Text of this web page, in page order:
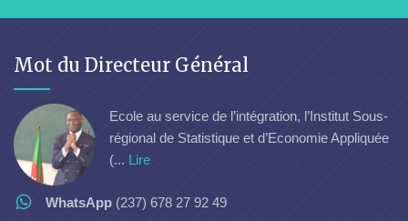
Mot du Directeur Général
Ecole au service de l’intégration, l’Institut Sous-
régional de Statistique et d’Economie Appliquée
(... Lire
WhatsApp (237) 678 27 92 49